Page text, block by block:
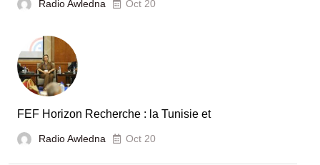
Radio Awledna Oct 20
FEF Horizon Recherche : la Tunisie et
Radio Awledna Oct 20